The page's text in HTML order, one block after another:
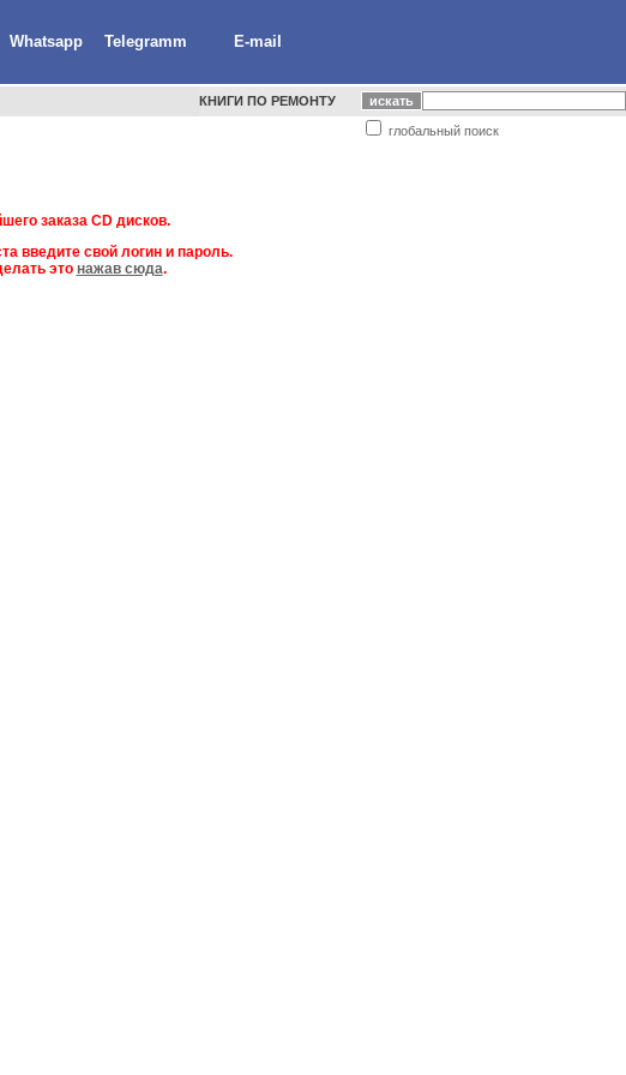
Whatsapp Telegramm E-mail
КНИГИ ПО РЕМОНТУ
глобальный поиск
заказа CD дисков.
введите свой логин и пароль.
это нажав сюда.